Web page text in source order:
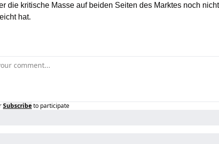
die kritische Masse auf beiden Seiten des Marktes noch nicht
hat.
Subscribeto participate